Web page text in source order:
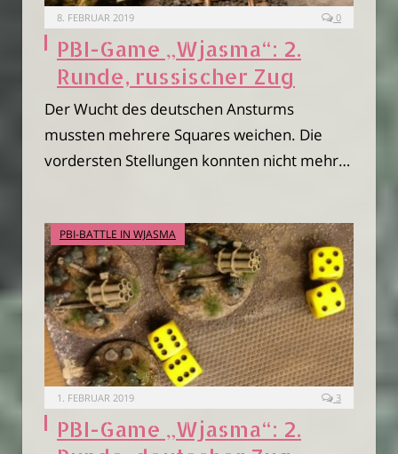
8. FEBRUAR 2019 0
PBI-Game „Wjasma“: 2.
Runde, russischer Zug
Der Wucht des deutschen Ansturms
mussten mehrere Squares weichen. Die
vordersten Stellungen konnten nicht mehr…
PBI-BATTLE IN WJASMA
1. FEBRUAR 2019 3
PBI-Game „Wjasma“: 2.